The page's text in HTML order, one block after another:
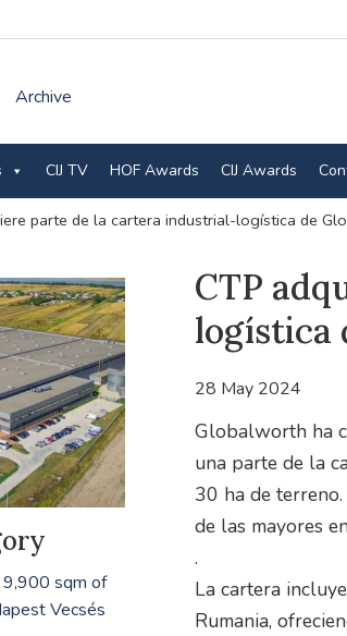
Archive
CIJ TV HOF Awards CIJ Awards
parte de la cartera industrial-logística de
CTP
logística
28 May 2024
Globalworth ha
una parte de la
30 ha de
de las mayores
.
La cartera
Rumania,
9,900 sqm of
Vecsés